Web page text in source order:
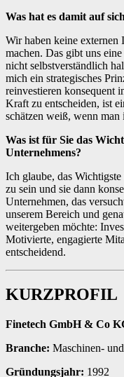
Was hat es damit auf
Wir haben keine
machen. Das gibt uns
nicht selbstverständlich
mich ein strategisches
reinvestieren konsequent
Kraft zu entscheiden, ist
schätzen weiß, wenn man
Was ist für Sie das
Unternehmens?
Ich glaube, das
zu sein und sie dann
Unternehmen, das
unserem Bereich und
weitergeben möchte:
Motivierte, engagierte
entscheidend.
KURZPROFIL
Finetech GmbH & Co
Branche: Maschinen-
Gründungsjahr: 1992